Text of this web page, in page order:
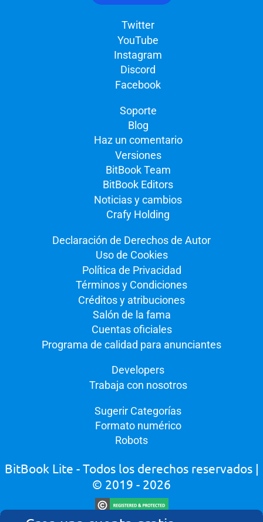
Twitter
YouTube
Instagram
Discord
Facebook
Soporte
Blog
Haz un comentario
Versiones
BitBook Team
BitBook Editors
Noticias y cambios
Crafy Holding
Declaración de Derechos de Autor
Uso de Cookies
Política de Privacidad
Términos y Condiciones
Créditos y atribuciones
Salón de la fama
Cuentas oficiales
Programa de calidad para anunciantes
Developers
Trabaja con nosotros
Sugerir Categorías
Formato numérico
Robots
BitBook Lite - Todos los derechos reservados |
© 2019 - 2026